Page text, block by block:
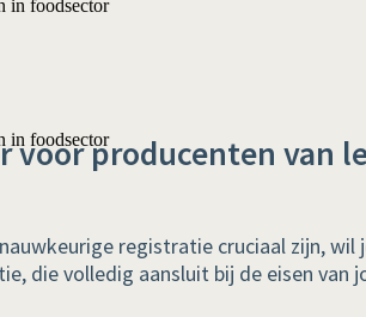
voor producenten van
registratie cruciaal zijn,
die volledig aansluit bij de eisen